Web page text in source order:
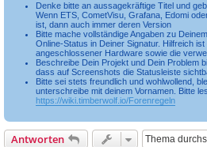
Denke bitte an aussagekräftige Titel und
Wenn ETS, CometVisu, Grafana, Edomi
ist, dann auch immer deren Version
Bitte mache vollständige Angaben zu
Online-Status in Deiner Signatur. Hilfreich
angeschlossener Hardware sowie die
Beschreibe Dein Projekt und Dein Problem
dass auf Screenshots die Statusleiste
Bitte sei stets freundlich und wohlwollend,
unterschreibe mit deinem Vornamen. Bitte
https://wiki.timberwolf.io/Forenregeln
Antworten